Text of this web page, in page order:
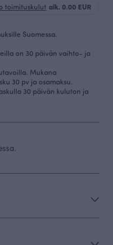
toimituskulut alk. 0.00 EUR
Suomessa.
on 30 päivän vaihto- ja
Mukana
30 pv ja osamaksu.
30 päivän kuluton ja